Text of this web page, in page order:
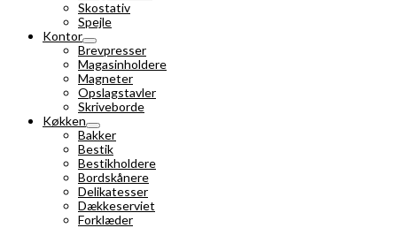
Skostativ
Spejle
Kontor
Brevpresser
Magasinholdere
Magneter
Opslagstavler
Skriveborde
Køkken
Bakker
Bestik
Bestikholdere
Bordskånere
Delikatesser
Dækkeserviet
Forklæder